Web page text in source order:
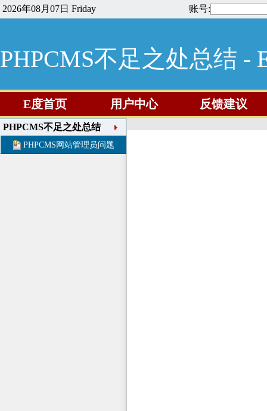
2026年08月07日 Friday 账号:
PHPCMS不足之处总结 -
E度首页 用户中心 反馈建议
PHPCMS不足之处总结
PHPCMS网站管理员问题